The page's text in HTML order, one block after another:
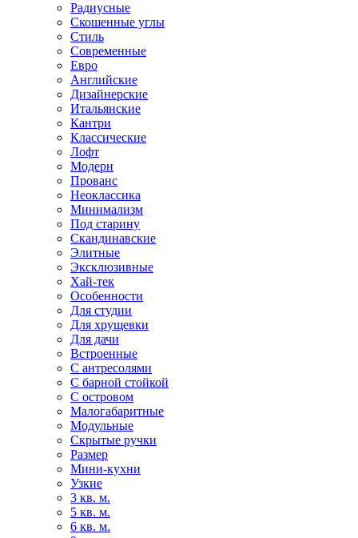
Радиусные
Скошенные углы
Стиль
Современные
Евро
Английские
Дизайнерские
Итальянские
Кантри
Классические
Лофт
Модерн
Прованс
Неоклассика
Минимализм
Под старину
Скандинавские
Элитные
Эксклюзивные
Хай-тек
Особенности
Для студии
Для хрущевки
Для дачи
Встроенные
С антресолями
С барной стойкой
С островом
Малогабаритные
Модульные
Скрытые ручки
Размер
Мини-кухни
Узкие
3 кв. м.
5 кв. м.
6 кв. м.